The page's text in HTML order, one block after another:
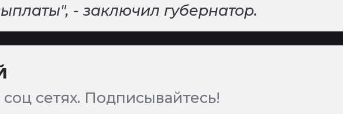
- заключил губернатор.
сетях. Подписывайтесь!